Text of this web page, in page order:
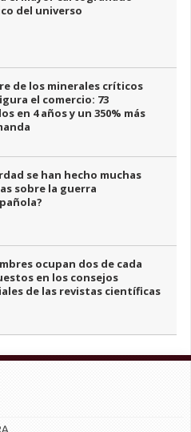
del universo
de los minerales críticos
el comercio: 73
en 4 años y un 350% más
se han hecho muchas
sobre la guerra
ocupan dos de cada
en los consejos
de las revistas científicas